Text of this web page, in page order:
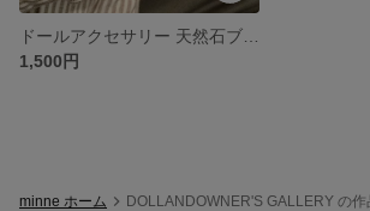
1,500円
minne ホーム DOLLANDOWNER'S GALLERY の作